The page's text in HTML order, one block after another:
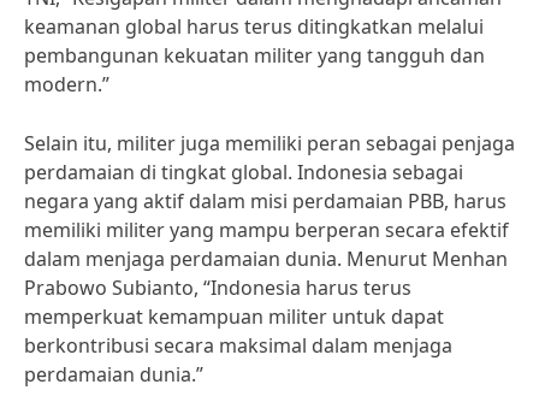
keamanan global harus terus ditingkatkan melalui
pembangunan kekuatan militer yang tangguh dan
modern.”
Selain itu, militer juga memiliki peran sebagai penjaga
perdamaian di tingkat global. Indonesia sebagai
negara yang aktif dalam misi perdamaian PBB, harus
memiliki militer yang mampu berperan secara efektif
dalam menjaga perdamaian dunia. Menurut Menhan
Prabowo Subianto, “Indonesia harus terus
memperkuat kemampuan militer untuk dapat
berkontribusi secara maksimal dalam menjaga
perdamaian dunia.”